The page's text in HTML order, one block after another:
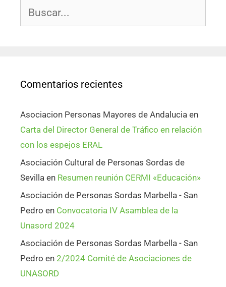
Comentarios recientes
Asociacion Personas Mayores de Andalucia en
Carta del Director General de Tráfico en relación
con los espejos ERAL
Asociación Cultural de Personas Sordas de
Sevilla en Resumen reunión CERMI «Educación»
Asociación de Personas Sordas Marbella - San
Pedro en Convocatoria IV Asamblea de la
Unasord 2024
Asociación de Personas Sordas Marbella - San
Pedro en 2/2024 Comité de Asociaciones de
UNASORD